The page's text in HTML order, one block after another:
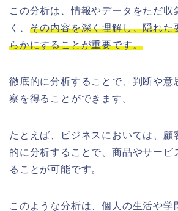
この分析は、情報やデータをただ収
く、 その内容を深く理解し、隠れた
らかにすることが重要です。
徹底的に分析することで、判断や意
察を得ることができます。
たとえば、ビジネスにおいては、顧
的に分析することで、商品やサービ
ることが可能です。
このような分析は、個人の生活や学